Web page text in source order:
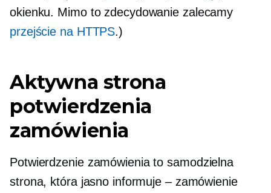
okienku. Mimo to zdecydowanie zalecamy
przejście na HTTPS.)
Aktywna strona
potwierdzenia
zamówienia
Potwierdzenie zamówienia to samodzielna
strona, która jasno informuje – zamówienie